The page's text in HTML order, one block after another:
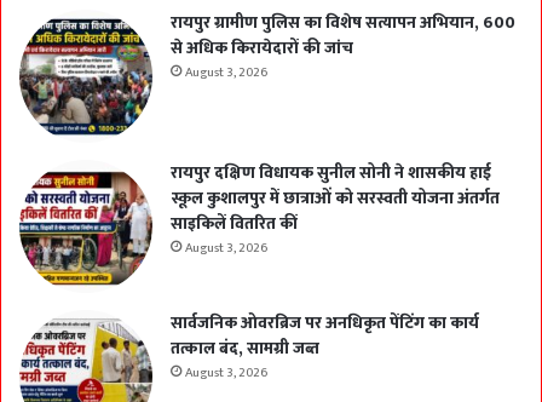
रायपुर ग्रामीण पुलिस का विशेष सत्यापन अभियान, 600
से अधिक किरायेदारों की जांच
August 3, 2026
रायपुर दक्षिण विधायक सुनील सोनी ने शासकीय हाई
स्कूल कुशालपुर में छात्राओं को सरस्वती योजना अंतर्गत
साइकिलें वितरित कीं
August 3, 2026
सार्वजनिक ओवरब्रिज पर अनधिकृत पेंटिंग का कार्य
तत्काल बंद, सामग्री जब्त
August 3, 2026